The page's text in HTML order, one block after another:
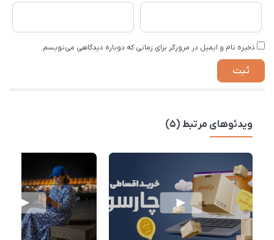
ذخیره نام و ایمیل در مرورگر برای زمانی که دوباره دیدگاهی می‌نویسم.
ویدئوهای مرتبط (5)